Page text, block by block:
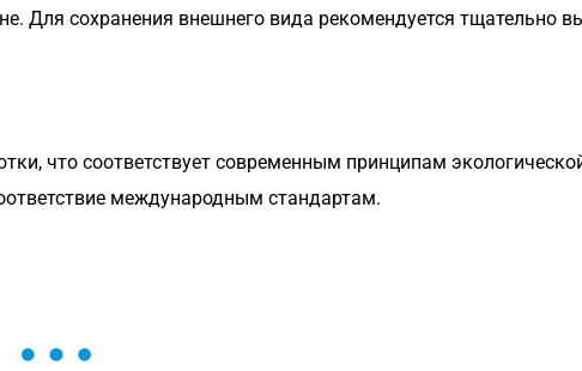
Для сохранения внешнего вида рекомендуется тщательно
что соответствует современным принципам
международным стандартам.